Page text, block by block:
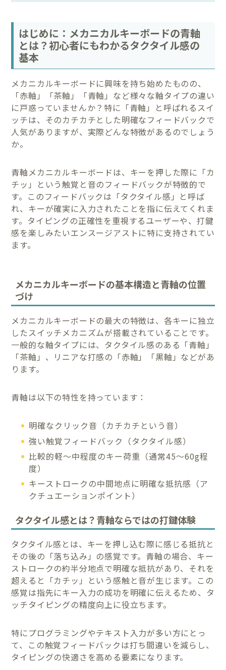
はじめに：メカニカルキーボードの青軸
とは？初心者にもわかるタクタイル感の
基本
メカニカルキーボードに興味を持ち始めたものの、
「赤軸」「茶軸」「青軸」など様々な軸タイプの違い
に戸惑っていませんか？特に「青軸」と呼ばれるスイ
ッチは、そのカチカチとした明確なフィードバックで
人気がありますが、実際どんな特徴があるのでしょう
か。
青軸メカニカルキーボードは、キーを押した際に「カ
チッ」という触覚と音のフィードバックが特徴的で
す。このフィードバックは「タクタイル感」と呼ば
れ、キーが確実に入力されたことを指に伝えてくれま
す。タイピングの正確性を重視するユーザーや、打鍵
感を楽しみたいエンスージアストに特に支持されてい
ます。
メカニカルキーボードの基本構造と青軸の位置
づけ
メカニカルキーボードの最大の特徴は、各キーに独立
したスイッチメカニズムが搭載されていることです。
一般的な軸タイプには、タクタイル感のある「青軸」
「茶軸」、リニアな打感の「赤軸」「黒軸」などがあ
ります。
青軸は以下の特性を持っています：
明確なクリック音（カチカチという音）
強い触覚フィードバック（タクタイル感）
比較的軽〜中程度のキー荷重（通常45〜60g程
度）
キーストロークの中間地点に明確な抵抗感（ア
クチュエーションポイント）
タクタイル感とは？青軸ならではの打鍵体験
タクタイル感とは、キーを押し込む際に感じる抵抗と
その後の「落ち込み」の感覚です。青軸の場合、キー
ストロークの約半分地点で明確な抵抗があり、それを
超えると「カチッ」という感触と音が生じます。この
感覚は指先にキー入力の成功を明確に伝えるため、タ
ッチタイピングの精度向上に役立ちます。
特にプログラミングやテキスト入力が多い方にとっ
て、この触覚フィードバックは打ち間違いを減らし、
タイピングの快適さを高める要素になります。